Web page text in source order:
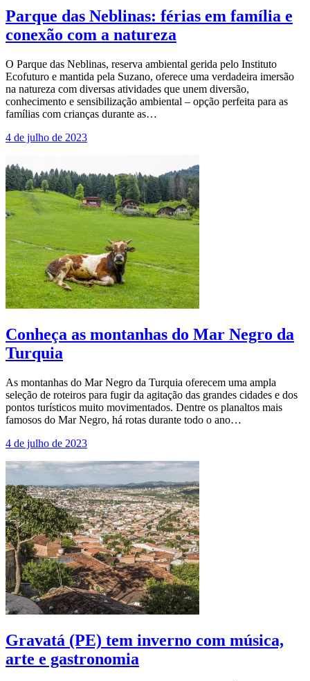
Parque das Neblinas: férias em família e
conexão com a natureza
O Parque das Neblinas, reserva ambiental gerida pelo Instituto
Ecofuturo e mantida pela Suzano, oferece uma verdadeira imersão
na natureza com diversas atividades que unem diversão,
conhecimento e sensibilização ambiental – opção perfeita para as
famílias com crianças durante as…
4 de julho de 2023
Conheça as montanhas do Mar Negro da
Turquia
As montanhas do Mar Negro da Turquia oferecem uma ampla
seleção de roteiros para fugir da agitação das grandes cidades e dos
pontos turísticos muito movimentados. Dentre os planaltos mais
famosos do Mar Negro, há rotas durante todo o ano…
4 de julho de 2023
Gravatá (PE) tem inverno com música,
arte e gastronomia